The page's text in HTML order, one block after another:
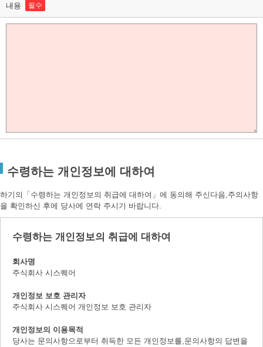
내용 필수
수령하는 개인정보에 대하여
하기의「수령하는 개인정보의 취급에 대하여」에 동의해 주신다음,주의사항
을 확인하신 후에 당사에 연락 주시기 바랍니다.
수령하는 개인정보의 취급에 대하여
회사명
주식회사 시스퀘어
개인정보 보호 관리자
주식회사 시스퀘어 개인정보 보호 관리자
개인정보의 이용목적
당사는 문의사항으로부터 취득한 모든 개인정보를,문의사항의 답변을